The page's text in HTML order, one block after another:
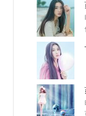
种“清理”的冲
东西，无论是
担。 而最令
影响下，你的
升，思维敏捷
题会引起你的
（自信＋热情
佳：龙&虎（战